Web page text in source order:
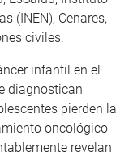
(INEN), Cenares,
civiles.
infantil en el
diagnostican
pierden la
oncológico
revelan